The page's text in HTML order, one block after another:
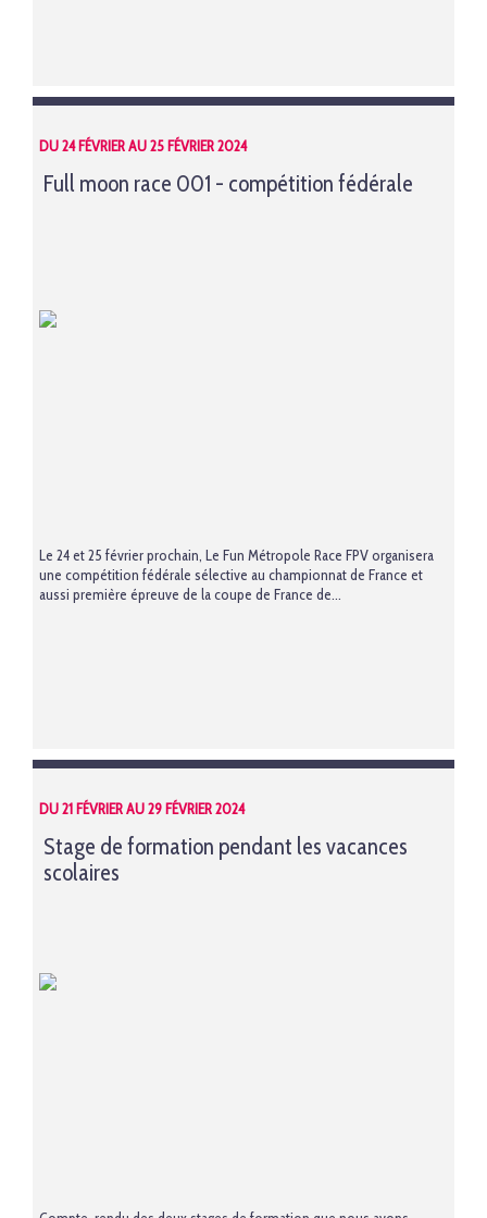
DU 24 FÉVRIER AU 25 FÉVRIER 2024
Full moon race 001 - compétition fédérale
Le 24 et 25 février prochain, Le Fun Métropole Race FPV organisera
une compétition fédérale sélective au championnat de France et
aussi première épreuve de la coupe de France de...
DU 21 FÉVRIER AU 29 FÉVRIER 2024
Stage de formation pendant les vacances
scolaires